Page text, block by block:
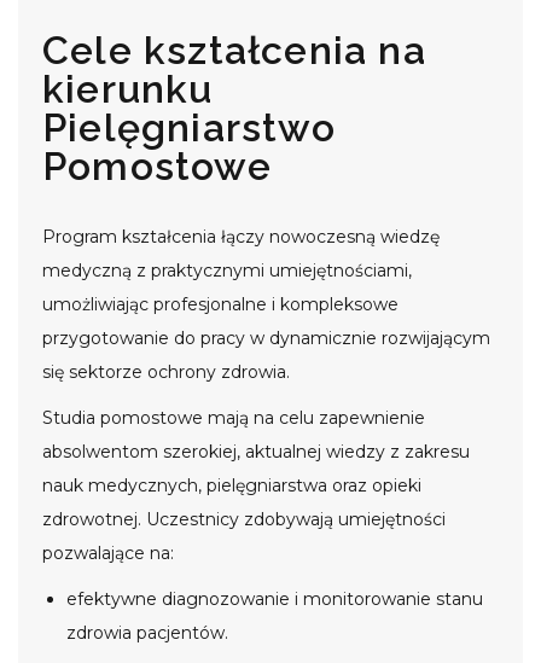
Cele kształcenia na
kierunku
Pielęgniarstwo
Pomostowe
Program kształcenia łączy nowoczesną wiedzę
medyczną z praktycznymi umiejętnościami,
umożliwiając profesjonalne i kompleksowe
przygotowanie do pracy w dynamicznie rozwijającym
się sektorze ochrony zdrowia.
Studia pomostowe mają na celu zapewnienie
absolwentom szerokiej, aktualnej wiedzy z zakresu
nauk medycznych, pielęgniarstwa oraz opieki
zdrowotnej. Uczestnicy zdobywają umiejętności
pozwalające na:
efektywne diagnozowanie i monitorowanie stanu
zdrowia pacjentów.